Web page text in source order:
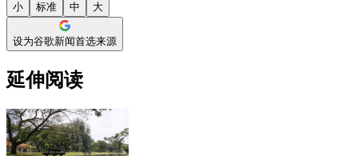
小 标准 中 大
设为谷歌新闻首选来源
延伸阅读